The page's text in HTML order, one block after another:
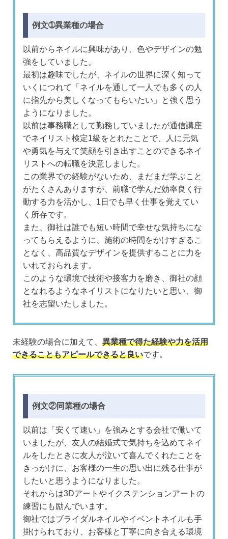
例文➀異業種の場合
以前からネイルに興味があり、色やデザインの勉
強をしていました。
最初は趣味でしたが、ネイルの世界に深く知って
いくにつれて「ネイルを通して一人でも多くの人
に指先から美しくなってもらいたい」と強く思う
ようになりました。
以前は事務職として勤務していましたが通信講座
でネイリスト検定1級をとれたことで、人に元気
や勇気を与えて笑顔を引き出すことのできるネイ
リストへの転職を決意しました。
この業界での経験がないため、まだまだ学ぶこと
がたくさんありますが、前職で学んだ効率良く行
動する力を活かし、1日でも早く仕事を覚えてい
く所存です。
また、御社は誰でも短い時間で幸せな気持ちにな
ってもらえるように、施術の時間をかけすぎるこ
となく、高品質なデザインを提供することに力を
いれておられます。
このような環境で技術や接客力を磨き、御社の顔
となれるようなネイリストになりたいと思い、御
社を志望いたしました。
未経験の場合に加えて、 異業種で得た経験や力を活用
できることもアピールできると良いです。
例文②同業種の場合
以前は「安くて速い」を強みとする会社で働いて
いましたが、友人の結婚式で気持ちを込めてネイ
ルをしたときに友人が泣いて喜んでくれたことを
きっかけに、お客様の一生の思い出に残る仕事が
したいと思うようになりました。
それからは3Dアートやイクステンションアートの
練習にも励んでいます。
御社ではブライダルネイルやイベントネイルも手
掛けられており、お客様と丁寧に向き合える環境